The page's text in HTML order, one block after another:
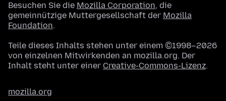
Besuchen Sie die Mozilla Corporation, die
gemeinnützige Muttergesellschaft der Mozilla
Foundation.
Teile dieses Inhalts stehen unter einem ©1998–2026
von einzelnen Mitwirkenden an mozilla.org. Der
Inhalt steht unter einer Creative-Commons-Lizenz.
mozilla.org